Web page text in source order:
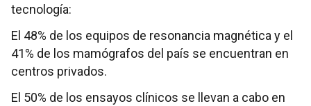
tecnología:
El 48% de los equipos de resonancia magnética y el
41% de los mamógrafos del país se encuentran en
centros privados.
El 50% de los ensayos clínicos se llevan a cabo en